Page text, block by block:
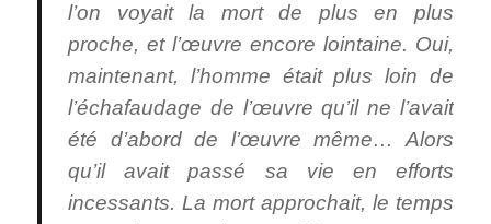
l’on voyait la mort de plus en plus
proche, et l’œuvre encore lointaine. Oui,
maintenant, l’homme était plus loin de
l’échafaudage de l’œuvre qu’il ne l’avait
été d’abord de l’œuvre même… Alors
qu’il avait passé sa vie en efforts
incessants. La mort approchait, le temps